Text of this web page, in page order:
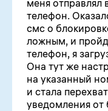
меня отправлял
телефон.
смс о
ложным, и
телефон, я
Она тут же
на указанный
и стала
уведомления от